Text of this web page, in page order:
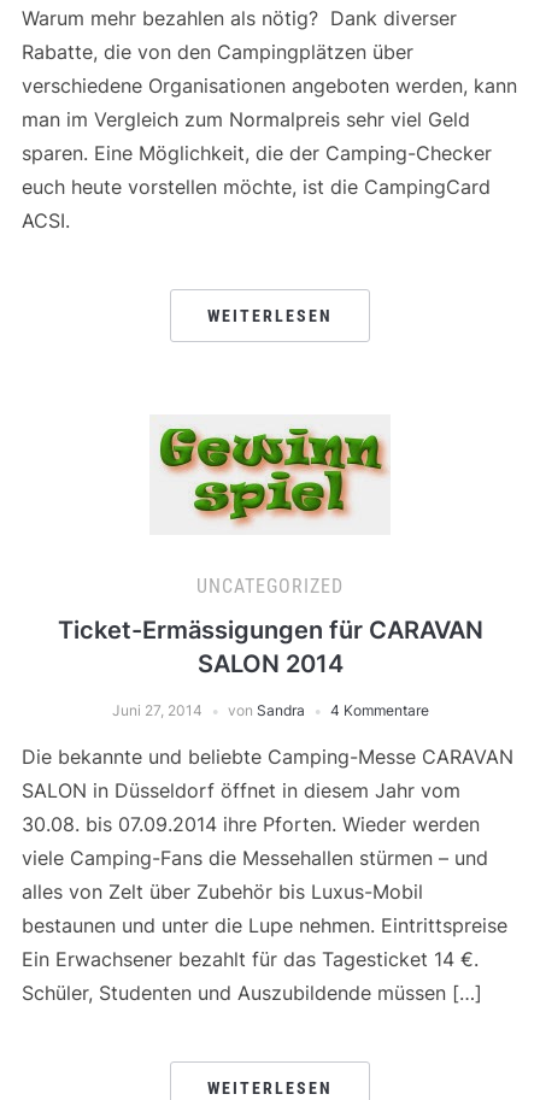
Warum mehr bezahlen als nötig? Dank diverser
Rabatte, die von den Campingplätzen über
verschiedene Organisationen angeboten werden, kann
man im Vergleich zum Normalpreis sehr viel Geld
sparen. Eine Möglichkeit, die der Camping-Checker
euch heute vorstellen möchte, ist die CampingCard
ACSI.
WEITERLESEN
UNCATEGORIZED
Ticket-Ermässigungen für CARAVAN
SALON 2014
Juni 27, 2014 von Sandra 4 Kommentare
Die bekannte und beliebte Camping-Messe CARAVAN
SALON in Düsseldorf öffnet in diesem Jahr vom
30.08. bis 07.09.2014 ihre Pforten. Wieder werden
viele Camping-Fans die Messehallen stürmen – und
alles von Zelt über Zubehör bis Luxus-Mobil
bestaunen und unter die Lupe nehmen. Eintrittspreise
Ein Erwachsener bezahlt für das Tagesticket 14 €.
Schüler, Studenten und Auszubildende müssen […]
WEITERLESEN